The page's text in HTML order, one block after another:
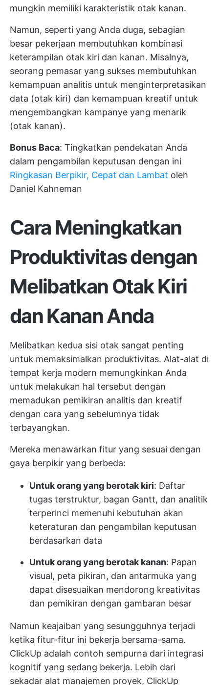
mungkin memiliki karakteristik otak kanan.
Namun, seperti yang Anda duga, sebagian
besar pekerjaan membutuhkan kombinasi
keterampilan otak kiri dan kanan. Misalnya,
seorang pemasar yang sukses membutuhkan
kemampuan analitis untuk menginterpretasikan
data (otak kiri) dan kemampuan kreatif untuk
mengembangkan kampanye yang menarik
(otak kanan).
Bonus Baca: Tingkatkan pendekatan Anda
dalam pengambilan keputusan dengan ini
Ringkasan Berpikir, Cepat dan Lambat oleh
Daniel Kahneman
Cara Meningkatkan
Produktivitas dengan
Melibatkan Otak Kiri
dan Kanan Anda
Melibatkan kedua sisi otak sangat penting
untuk memaksimalkan produktivitas. Alat-alat di
tempat kerja modern memungkinkan Anda
untuk melakukan hal tersebut dengan
memadukan pemikiran analitis dan kreatif
dengan cara yang sebelumnya tidak
terbayangkan.
Mereka menawarkan fitur yang sesuai dengan
gaya berpikir yang berbeda:
Untuk orang yang berotak kiri: Daftar
tugas terstruktur, bagan Gantt, dan analitik
terperinci memenuhi kebutuhan akan
keteraturan dan pengambilan keputusan
berdasarkan data
Untuk orang yang berotak kanan: Papan
visual, peta pikiran, dan antarmuka yang
dapat disesuaikan mendorong kreativitas
dan pemikiran dengan gambaran besar
Namun keajaiban yang sesungguhnya terjadi
ketika fitur-fitur ini bekerja bersama-sama.
ClickUp adalah contoh sempurna dari integrasi
kognitif yang sedang bekerja. Lebih dari
sekadar alat manajemen proyek, ClickUp